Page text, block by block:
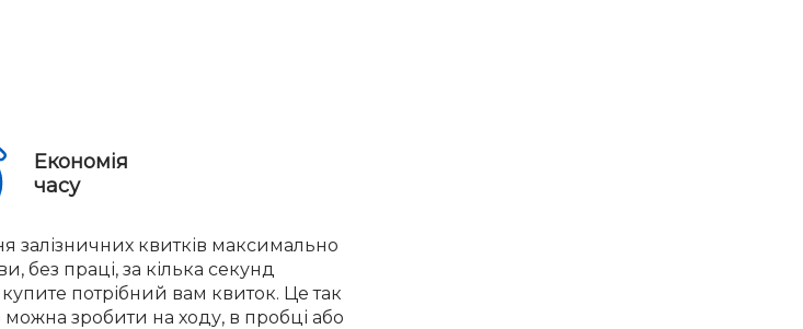
Економія
часу
залізничних квитків максимально
без праці, за кілька секунд
купите потрібний вам квиток. Це так
зробити на ходу, в пробці або